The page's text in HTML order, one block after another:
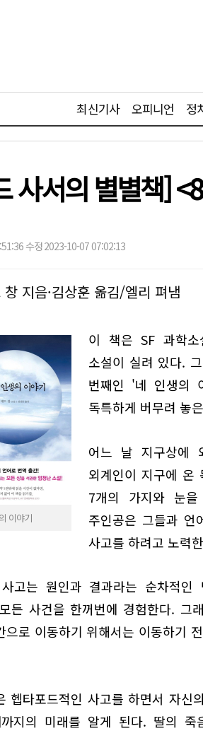
최신기사 오피니언 정
사서의 별별책]
수정 2023-10-07 07:02:13
창 지음·김상훈 옮김/엘리 펴냄
이야기
이 책은 SF 과학
소설이 실려 있다.
번째인 '네 인생의
독특하게 버무려 놓
어느 날 지구상에
외계인이 지구에 온
7개의 가지와 눈
주인공은 그들과 언
사고를 하려고 노력
고는 원인과 결과라는 순차적인
든 사건을 한꺼번에 경험한다. 그
으로 이동하기 위해서는 이동하기
헵타포드적인 사고를 하면서 자신
지의 미래를 알게 된다. 딸의